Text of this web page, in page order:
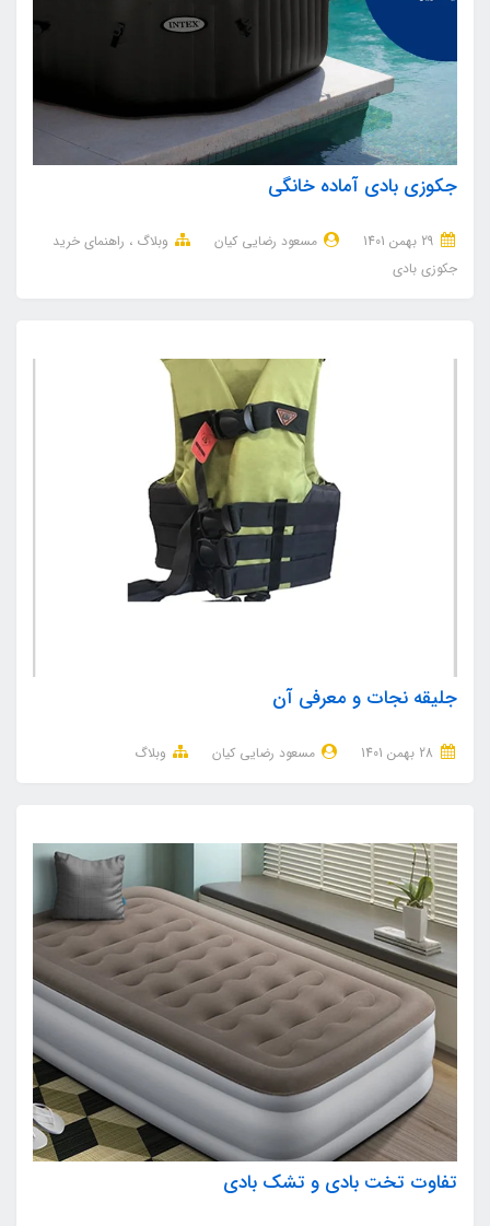
جکوزی بادی آماده خانگی
مسعود رضایی کیان وبلاگ
راهنمای خرید
جکوزی بادی
جلیقه نجات و معرفی آن
مسعود رضایی کیان وبلاگ
تفاوت تخت بادی و تشک بادی